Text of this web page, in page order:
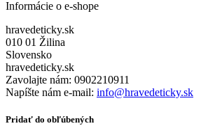
Informácie o e-shope
hravedeticky.sk
010 01 Žilina
Slovensko
hravedeticky.sk
Zavolajte nám: 0902210911
Napíšte nám e-mail: info@hravedeticky.sk
Pridať do obľúbených